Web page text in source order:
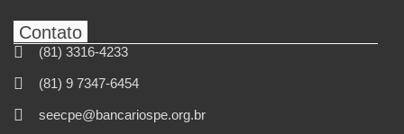
Contato
(81) 3316-4233
(81) 9 7347-6454
seecpe@bancariospe.org.br